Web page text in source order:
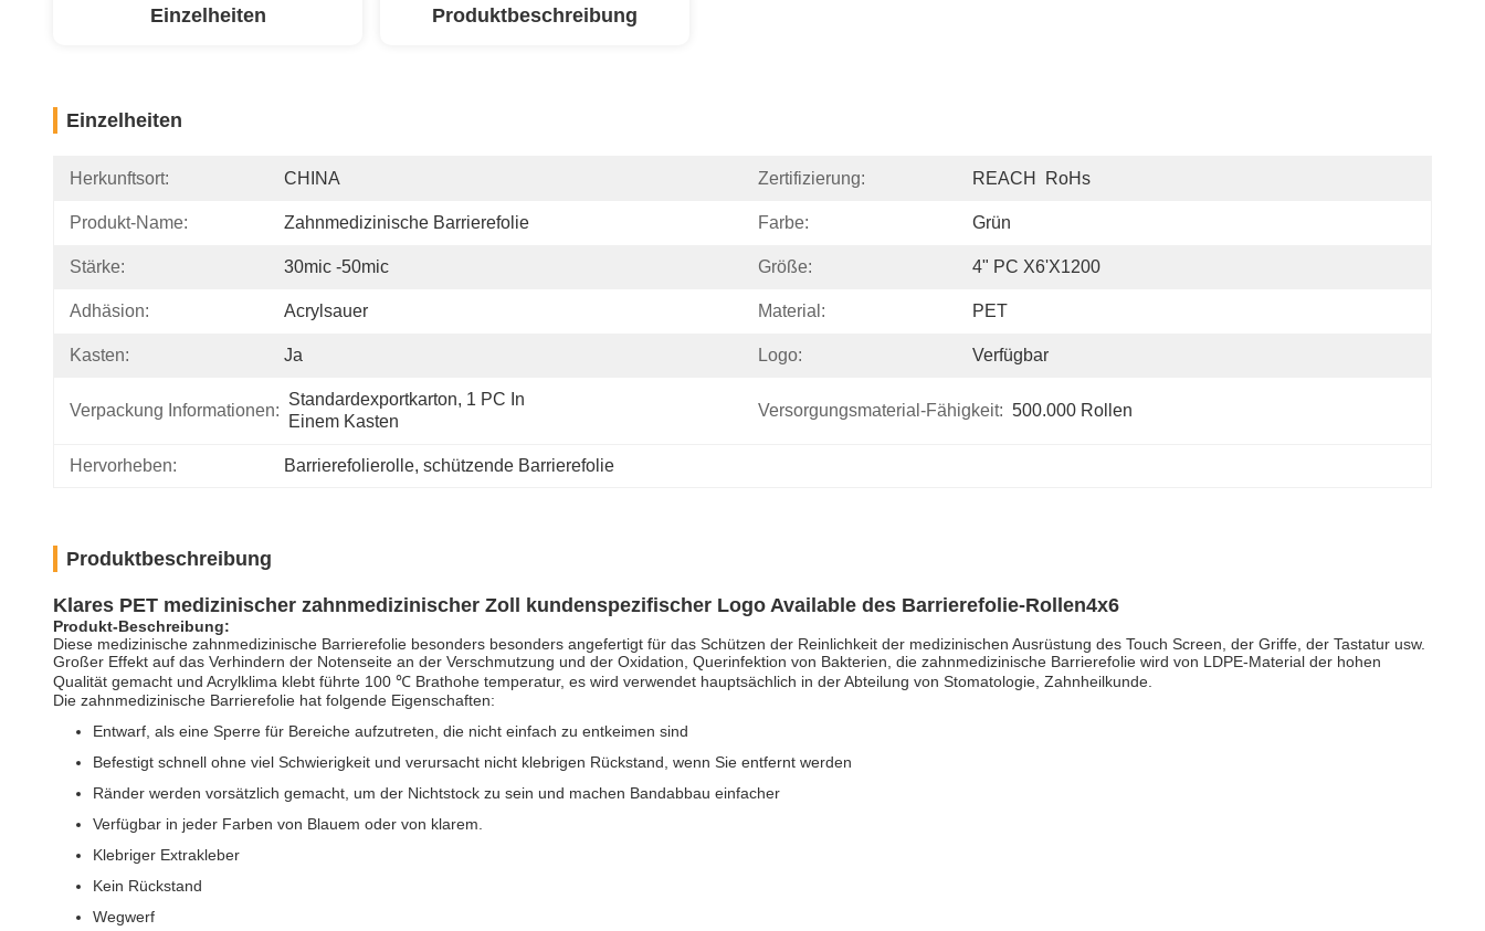
Einzelheiten Produktbeschreibung
Einzelheiten
Herkunftsort: CHINA Zertifizierung: REACH  RoHs
Produkt-Name: Zahnmedizinische Barrierefolie Farbe: Grün
Stärke: 30mic -50mic Größe: 4" PC X6'x1200
Adhäsion: Acrylsauer Material: PET
Kasten: Ja Logo: Verfügbar
Verpackung Informationen:
Standardexportkarton, 1 PC In
Einem Kasten
Versorgungsmaterial-Fähigkeit: 500.000 Rollen
Hervorheben: Barrierefolierolle, schützende Barrierefolie
Produktbeschreibung
Klares PET medizinischer zahnmedizinischer Zoll kundenspezifischer Logo Available des Barrierefolie-Rollen4x6
Produkt-Beschreibung:
Diese medizinische zahnmedizinische Barrierefolie besonders besonders angefertigt für das Schützen der Reinlichkeit der medizinischen Ausrüstung des Touch Screen, der Griffe, der Tastatur usw.
Großer Effekt auf das Verhindern der Notenseite an der Verschmutzung und der Oxidation, Querinfektion von Bakterien, die zahnmedizinische Barrierefolie wird von LDPE-Material der hohen
Qualität gemacht und Acrylklima klebt führte 100 ℃ Brathohe temperatur, es wird verwendet hauptsächlich in der Abteilung von Stomatologie, Zahnheilkunde.
Die zahnmedizinische Barrierefolie hat folgende Eigenschaften:
Entwarf, als eine Sperre für Bereiche aufzutreten, die nicht einfach zu entkeimen sind
Befestigt schnell ohne viel Schwierigkeit und verursacht nicht klebrigen Rückstand, wenn Sie entfernt werden
Ränder werden vorsätzlich gemacht, um der Nichtstock zu sein und machen Bandabbau einfacher
Verfügbar in jeder Farben von Blauem oder von klarem.
Klebriger Extrakleber
Kein Rückstand
Wegwerf